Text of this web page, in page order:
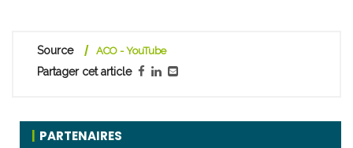
Source ACO - YouTube
Partager cet article
PARTENAIRES